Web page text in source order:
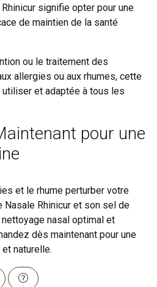
signifie opter pour une
de maintien de la santé
ou le traitement des
allergies ou aux rhumes, cette
et adaptée à tous les
pour une
et le rhume perturber votre
Nasale Rhinicur et son sel de
nasal optimal et
dès maintenant pour une
naturelle.